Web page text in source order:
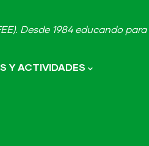
Desde 1984 educando
Y ACTIVIDADES